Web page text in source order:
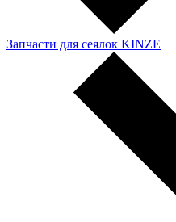
Запчасти для сеялок KINZE